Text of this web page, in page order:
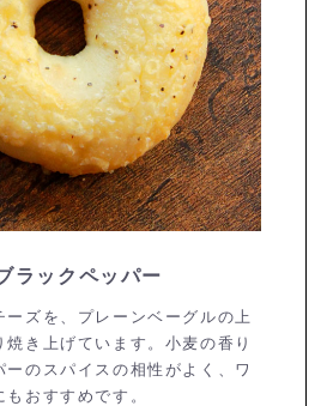
ラックペッパー
ーズを、プレーンベーグルの上
焼き上げています。小麦の香り
ーのスパイスの相性がよく、ワ
おすすめです。